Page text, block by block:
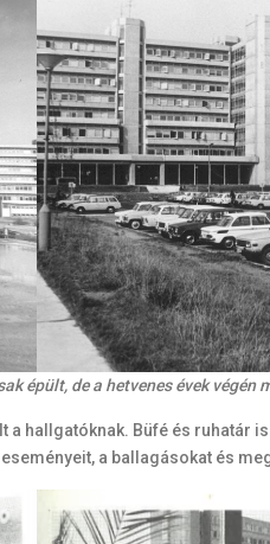
épült, de a hetvenes évek
hallgatóknak. Büfé és ruhatár
a ballagásokat és